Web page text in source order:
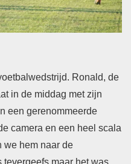
Ronald, de
in de middag met zijn
een gerenommeerde
camera en een heel scala
we hem naar de